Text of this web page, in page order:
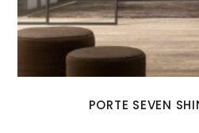
PORTE SEVEN